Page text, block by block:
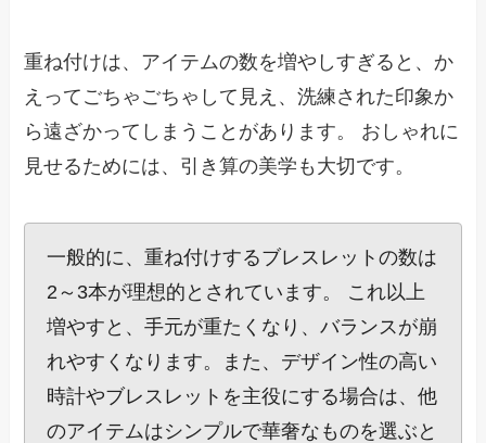
重ね付けは、アイテムの数を増やしすぎると、か
えってごちゃごちゃして見え、洗練された印象か
ら遠ざかってしまうことがあります。 おしゃれに
見せるためには、引き算の美学も大切です。
一般的に、重ね付けするブレスレットの数は
2～3本が理想的とされています。 これ以上
増やすと、手元が重たくなり、バランスが崩
れやすくなります。また、デザイン性の高い
時計やブレスレットを主役にする場合は、他
のアイテムはシンプルで華奢なものを選ぶと